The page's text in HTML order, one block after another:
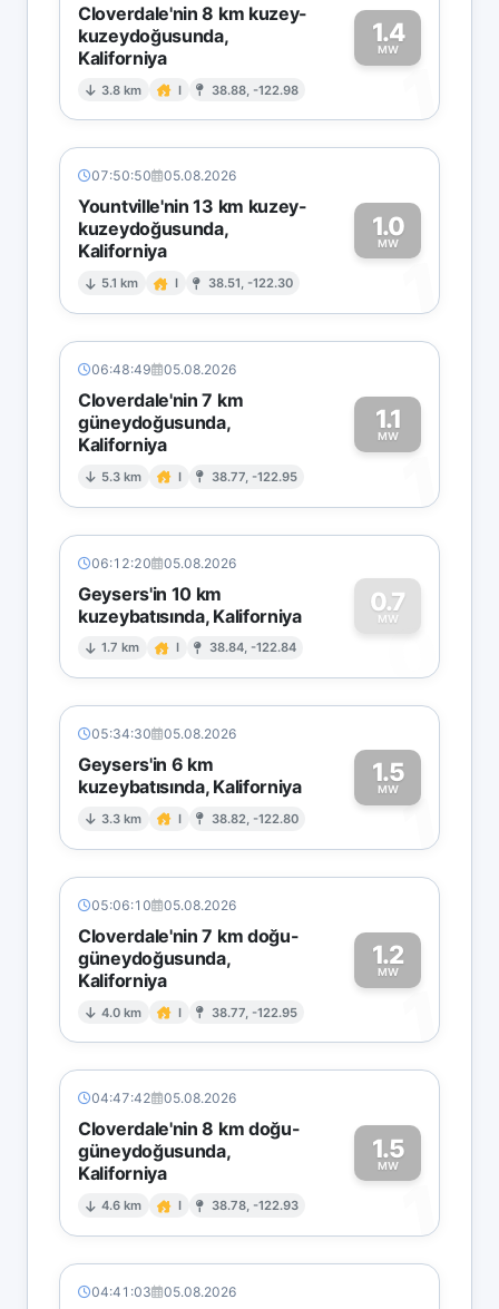
Cloverdale'nin 8 km kuzey-
kuzeydoğusunda,
Kaliforniya
3.8 km I 38.88, -122.98
1.4
MW
1
07:50:50 05.08.2026
Yountville'nin 13 km kuzey-
kuzeydoğusunda,
Kaliforniya
5.1 km I 38.51, -122.30
1.0
MW
1
06:48:49 05.08.2026
Cloverdale'nin 7 km
güneydoğusunda,
Kaliforniya
5.3 km I 38.77, -122.95
1.1
MW
1
06:12:20 05.08.2026
Geysers'in 10 km
kuzeybatısında, Kaliforniya
1.7 km I 38.84, -122.84
0.7
MW
0
05:34:30 05.08.2026
Geysers'in 6 km
kuzeybatısında, Kaliforniya
3.3 km I 38.82, -122.80
1.5
MW1
05:06:10 05.08.2026
Cloverdale'nin 7 km doğu-
güneydoğusunda,
Kaliforniya
4.0 km I 38.77, -122.95
1.2
MW
1
04:47:42 05.08.2026
Cloverdale'nin 8 km doğu-
güneydoğusunda,
Kaliforniya
4.6 km I 38.78, -122.93
1.5
MW
1
04:41:03 05.08.2026